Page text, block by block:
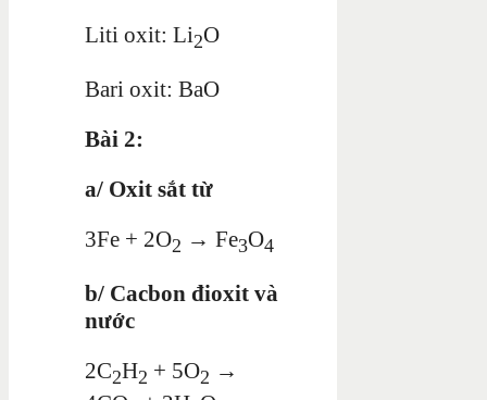
Liti oxit: Li2O
Bari oxit: BaO
Bài 2:
a/ Oxit sắt từ
3Fe + 2O2 → Fe3O4
b/ Cacbon đioxit và
nước
2C2H2 + 5O2 →